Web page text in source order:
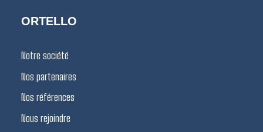
ORTELLO
Notre société
Nos partenaires
Nos références
Nous rejoindre